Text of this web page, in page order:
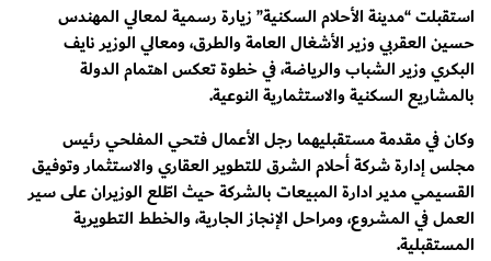
استقبلت “مدينة الأحلام السكنية” زيارة رسمية لمعالي المهندس
حسين العقربي وزير الأشغال العامة والطرق، ومعالي الوزير نايف
البكري وزير الشباب والرياضة، في خطوة تعكس اهتمام الدولة
بالمشاريع السكنية والاستثمارية النوعية.
وكان في مقدمة مستقبليهما رجل الأعمال فتحي المفلحي رئيس
مجلس إدارة شركة أحلام الشرق للتطوير العقاري والاستثمار وتوفيق
القسيمي مدير ادارة المبيعات بالشركة حيث اطّلع الوزيران على سير
العمل في المشروع، ومراحل الإنجاز الجارية، والخطط التطويرية
المستقبلية.